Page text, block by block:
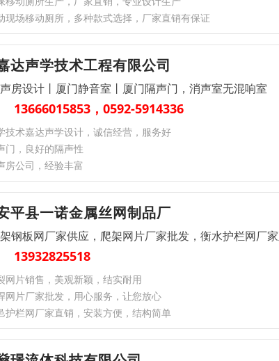
现场移动厕所，多种款式选择，厂家直销有保证
达声学技术工程有限公司
房设计丨厦门静音室丨厦门隔声门，消声室无混响室
13666015853，0592-5914336
技术嘉达声学设计，诚信经营，服务好
门，良好的隔声性
房公司，经验丰富
平县一诺金属丝网制品厂
钢板网厂家供应，爬架网片厂家批发，衡水护栏网厂
13932825518
网片销售，美观新颖，结实耐用
网片厂家批发，用心服务，让您放心
护栏网厂家直销，安装方便，结构简单